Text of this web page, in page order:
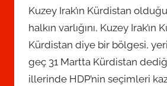
Kuzey Irak’ın Kürdistan
halkın varlığını, Kuzey
Kürdistan diye bir bölgesi,
geç 31 Martta Kürdistan
illerinde HDP’nin seçimleri